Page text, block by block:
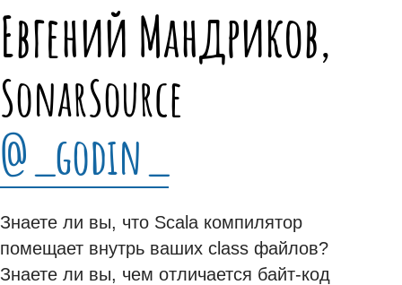
Евгений Мандриков,
SonarSource
@_godin_
Знаете ли вы, что Scala компилятор
помещает внутрь ваших class файлов?
Знаете ли вы, чем отличается байт-код